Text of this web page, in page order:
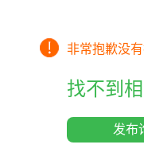
非常抱歉没
找不到
发布